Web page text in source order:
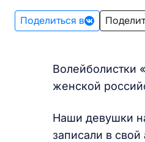
Поделиться в
Волейболистки
женской
Наши девушки
записали в